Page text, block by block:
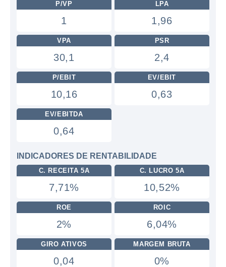
P/VP
1
LPA
1,96
VPA
30,1
PSR
2,4
P/EBIT
10,16
EV/EBIT
0,63
EV/EBITDA
0,64
INDICADORES DE RENTABILIDADE
C. RECEITA 5A
7,71%
C. LUCRO 5A
10,52%
ROE
2%
ROIC
6,04%
GIRO ATIVOS
0,04
MARGEM BRUTA
0%